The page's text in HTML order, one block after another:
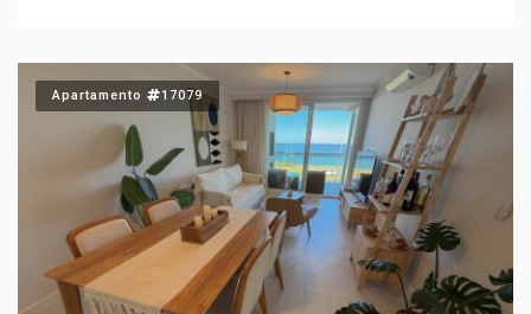
distribuyendose en 2 dormitorios en suite amplios y
equipados con lo necesario para satisfacer las necesidades
diarias, ademas cuenta con un toilette lo que es muy
práctico para el uso diario y cuando se reciben visitas. Su
living comedor es el lugar ideal para pasar las tardes en
familia o con amigos, siendo muy comodo e iluminado, Una
de las características más destacadas del penthouse es su
terraza privada. Esta área exterior ofrece vistas
Apartamento 17079